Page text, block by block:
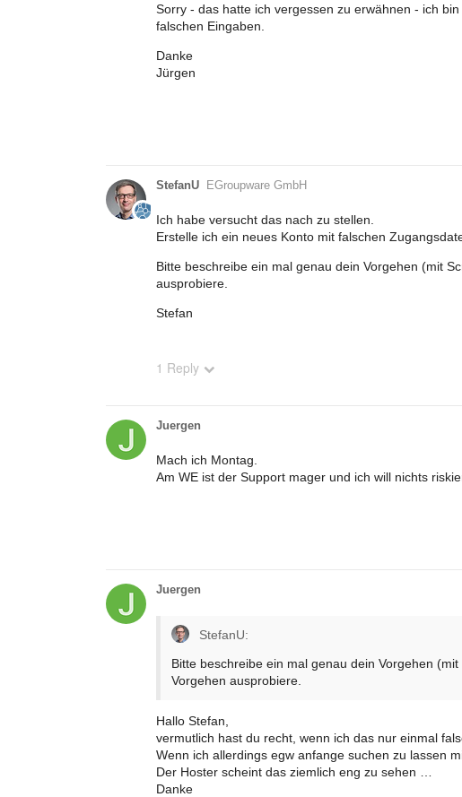
Sorry - das hatte ich vergessen zu erwähnen - ich
falschen Eingaben.
Danke
Jürgen
StefanU EGroupware GmbH
Ich habe versucht das nach zu stellen.
Erstelle ich ein neues Konto mit falschen
Bitte beschreibe ein mal genau dein Vorgehen (mit
ausprobiere.
Stefan
1 Reply
Juergen
Mach ich Montag.
Am WE ist der Support mager und ich will nichts
Juergen
StefanU:
Bitte beschreibe ein mal genau dein Vorgehen
Vorgehen ausprobiere.
Hallo Stefan,
vermutlich hast du recht, wenn ich das nur einmal
Wenn ich allerdings egw anfange suchen zu lassen
Der Hoster scheint das ziemlich eng zu sehen …
Danke